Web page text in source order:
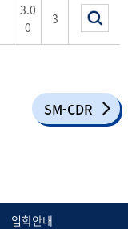
3.0
0
3
SM-CDR
입학안내